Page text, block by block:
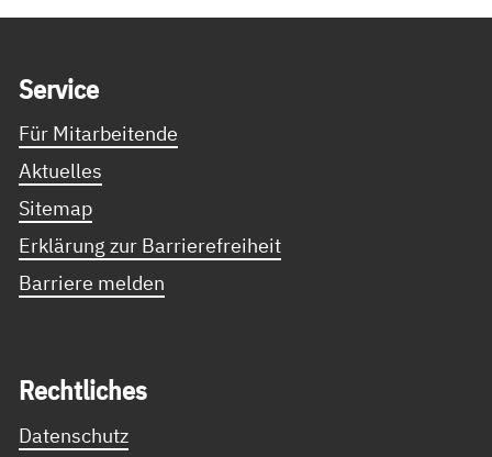
Ser­vice
Für Mitarbeitende
Aktuelles
Sitemap
Erklärung zur Barrierefreiheit
Barriere melden
Recht­li­ches
Datenschutz